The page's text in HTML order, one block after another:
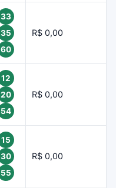
33
35
60
R$ 0,00
12
20
54
R$ 0,00
15
30
55
R$ 0,00